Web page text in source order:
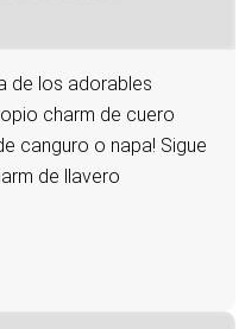
de los adorables
charm de cuero
canguro o napa! Sigue
de llavero